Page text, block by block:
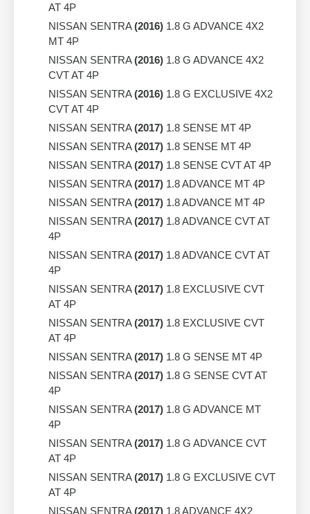
AT 4P
NISSAN SENTRA(2016) 1.8 G ADVANCE 4X2
MT 4P
NISSAN SENTRA(2016) 1.8 G ADVANCE 4X2
CVT AT 4P
NISSAN SENTRA(2016) 1.8 G EXCLUSIVE 4X2
CVT AT 4P
NISSAN SENTRA(2017) 1.8 SENSE MT 4P
NISSAN SENTRA(2017) 1.8 SENSE MT 4P
NISSAN SENTRA(2017) 1.8 SENSE CVT AT 4P
NISSAN SENTRA(2017) 1.8 ADVANCE MT 4P
NISSAN SENTRA(2017) 1.8 ADVANCE MT 4P
NISSAN SENTRA(2017) 1.8 ADVANCE CVT AT
4P
NISSAN SENTRA(2017) 1.8 ADVANCE CVT AT
4P
NISSAN SENTRA(2017) 1.8 EXCLUSIVE CVT
AT 4P
NISSAN SENTRA(2017) 1.8 EXCLUSIVE CVT
AT 4P
NISSAN SENTRA(2017) 1.8 G SENSE MT 4P
NISSAN SENTRA(2017) 1.8 G SENSE CVT AT
4P
NISSAN SENTRA(2017) 1.8 G ADVANCE MT
4P
NISSAN SENTRA(2017) 1.8 G ADVANCE CVT
AT 4P
NISSAN SENTRA(2017) 1.8 G EXCLUSIVE CVT
AT 4P
NISSAN SENTRA(2017) 1.8 ADVANCE 4X2